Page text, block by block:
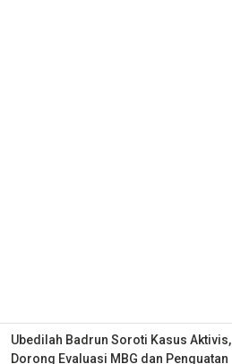
Ubedilah Badrun Soroti Kasus Aktivis,
Dorong Evaluasi MBG dan Penguatan